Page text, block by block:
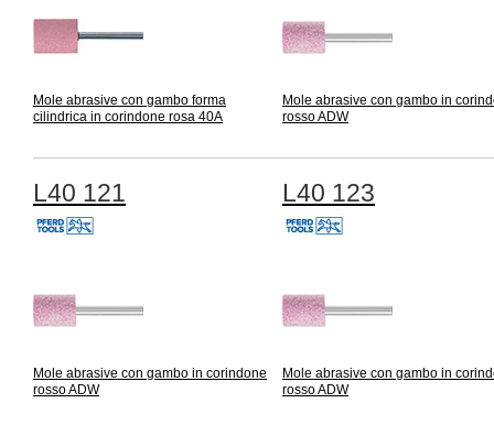
Mole abrasive con gambo forma
cilindrica in corindone rosa 40A
Mole abrasive con gambo in
rosso ADW
L40 121
Mole abrasive con gambo in corindone
rosso ADW
L40 123
Mole abrasive con gambo in
rosso ADW